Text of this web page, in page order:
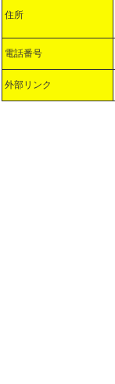
住所
電話番号
外部リンク